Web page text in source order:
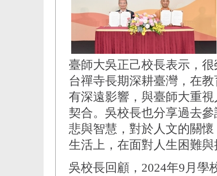
臺師大吳正己校長表示，
台禪寺長期深耕臺灣，在
有深遠影響，與臺師大重
契合。吳校長也分享過去
悲與智慧，對於人文的關
生活上，在面對人生困難
吳校長回顧，2024年9月學